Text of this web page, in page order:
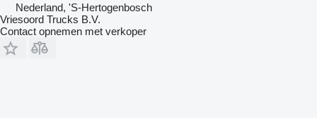
Nederland, 'S-Hertogenbosch
Vriesoord Trucks B.V.
Contact opnemen met verkoper